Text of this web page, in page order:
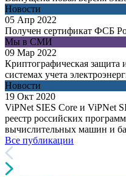
Новости
05 Апр 2022
Получен сертификат ФСБ
Мы в СМИ
09 Мар 2022
Криптографическая
системах учета
Новости
19 Окт 2020
ViPNet SIES Core и ViPNet
реестр российских
вычислительных машин и
Все публикации